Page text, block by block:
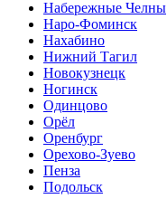
Набережные Челны
Наро-Фоминск
Нахабино
Нижний Тагил
Новокузнецк
Ногинск
Одинцово
Орёл
Оренбург
Орехово-Зуево
Пенза
Подольск